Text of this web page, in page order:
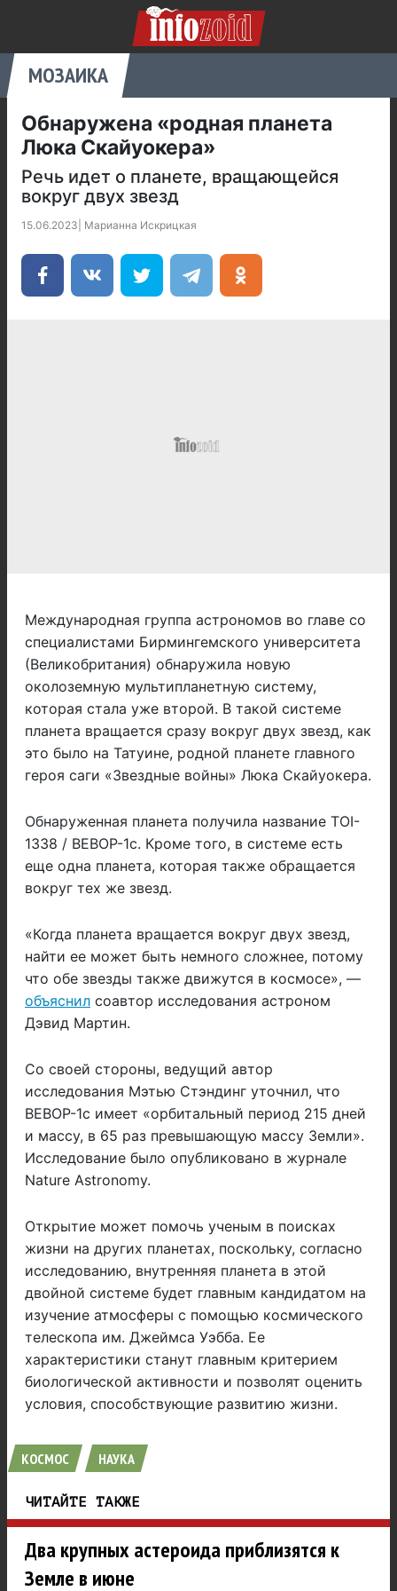
МОЗАИКА
Обнаружена «родная планета
Люка Скайуокера»
Речь идет о планете, вращающейся
вокруг двух звезд
15.06.2023 Марианна Искрицкая
Международная группа астрономов во главе со
специалистами Бирмингемского университета
(Великобритания) обнаружила новую
околоземную мультипланетную систему,
которая стала уже второй. В такой системе
планета вращается сразу вокруг двух звезд, как
это было на Татуине, родной планете главного
героя саги «Звездные войны» Люка Скайуокера.
Обнаруженная планета получила название TOI-
1338 / BEBOP-1c. Кроме того, в системе есть
еще одна планета, которая также обращается
вокруг тех же звезд.
«Когда планета вращается вокруг двух звезд,
найти ее может быть немного сложнее, потому
что обе звезды также движутся в космосе», —
объяснил соавтор исследования астроном
Дэвид Мартин.
Со своей стороны, ведущий автор
исследования Мэтью Стэндинг уточнил, что
BEBOP-1c имеет «орбитальный период 215 дней
и массу, в 65 раз превышающую массу Земли».
Исследование было опубликовано в журнале
Nature Astronomy.
Открытие может помочь ученым в поисках
жизни на других планетах, поскольку, согласно
исследованию, внутренняя планета в этой
двойной системе будет главным кандидатом на
изучение атмосферы с помощью космического
телескопа им. Джеймса Уэбба. Ее
характеристики станут главным критерием
биологической активности и позволят оценить
условия, способствующие развитию жизни.
КОСМОС НАУКА
ЧИТАЙТЕ ТАКЖЕ
Два крупных астероида приблизятся к
Земле в июне